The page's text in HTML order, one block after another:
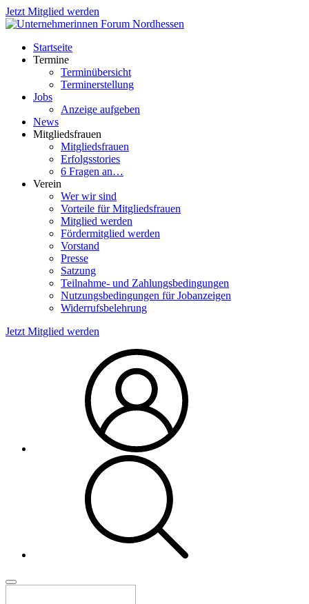
Jetzt Mitglied werden
Startseite
Termine
Terminübersicht
Terminerstellung
Jobs
Anzeige aufgeben
News
Mitgliedsfrauen
Mitgliedsfrauen
Erfolgsstories
6 Fragen an…
Verein
Wer wir sind
Vorteile für Mitgliedsfrauen
Mitglied werden
Fördermitglied werden
Vorstand
Presse
Satzung
Teilnahme- und Zahlungsbedingungen
Nutzungsbedingungen für Jobanzeigen
Widerrufsbelehrung
Jetzt Mitglied werden